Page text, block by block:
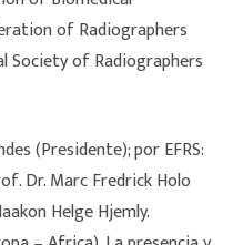
of Radiographers
Society of Radiographers
(Presidente); por EFRS:
Dr. Marc Fredrick Holo
Helge Hjemly.